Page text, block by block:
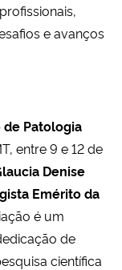
e avanços
de Patologia
entre 9 e 12 de
Denise
Emérito da
é um
de
científica